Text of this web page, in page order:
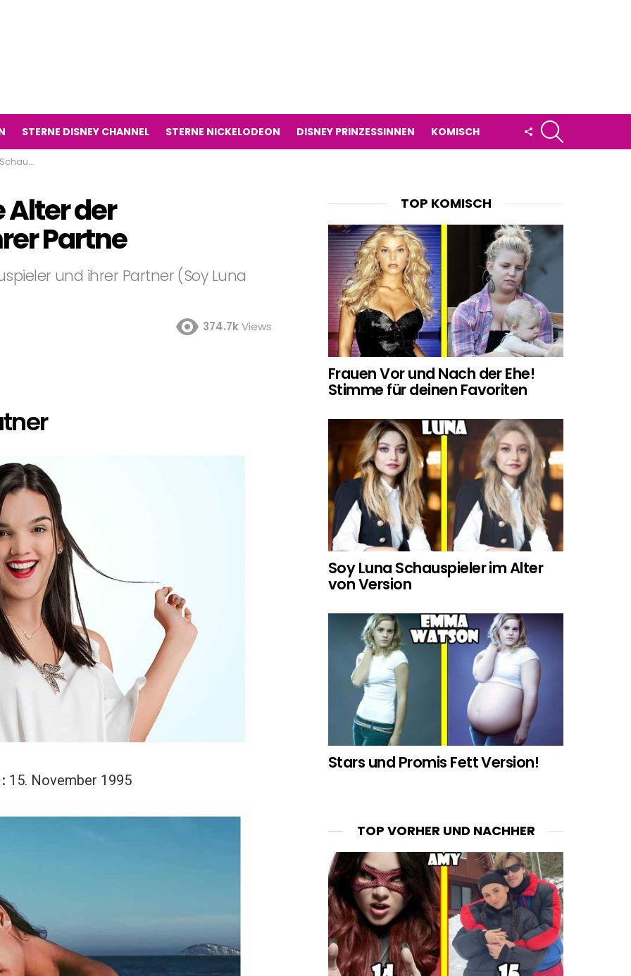
STERNE DISNEY CHANNEL STERNE NICKELODEON DISNEY PRINZESSINNEN KOMISCH
FOLLOW
US
Partne
Alter der
Partne
und ihrer Partner (Soy Luna
374.7kViews
15. November 1995
TOP KOMISCH
Frauen Vor und Nach der Ehe!
Stimme für deinen Favoriten
Soy Luna Schauspieler im Alter
von Version
Stars und Promis Fett Version!
TOP VORHER UND NACHHER